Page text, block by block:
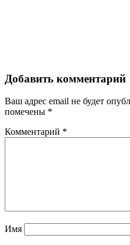
Добавить комментарий
Ваш адрес email не будет
помечены *
Комментарий *
Имя